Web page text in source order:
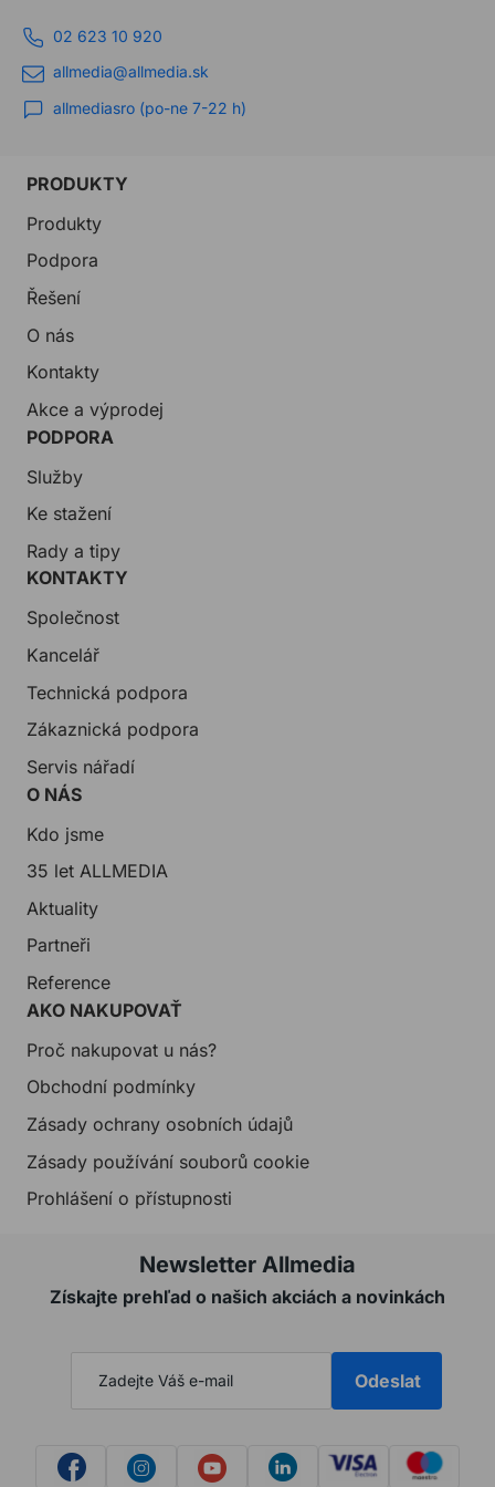
02 623 10 920
allmedia@allmedia.sk
allmediasro (po-ne 7-22 h)
PRODUKTY
Produkty
Podpora
Řešení
O nás
Kontakty
Akce a výprodej
PODPORA
Služby
Ke stažení
Rady a tipy
KONTAKTY
Společnost
Kancelář
Technická podpora
Zákaznická podpora
Servis nářadí
O NÁS
Kdo jsme
35 let ALLMEDIA
Aktuality
Partneři
Reference
AKO NAKUPOVAŤ
Proč nakupovat u nás?
Obchodní podmínky
Zásady ochrany osobních údajů
Zásady používání souborů cookie
Prohlášení o přístupnosti
Newsletter Allmedia
Získajte prehľad o našich akciách a novinkách
Odeslat